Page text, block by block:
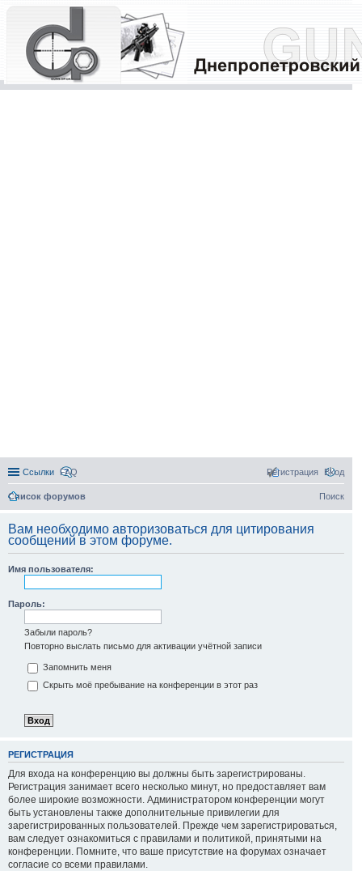
Ссылки FAQ Вход
Регистрация
Список форумов Поиск
Вам необходимо авторизоваться для цитирования
сообщений в этом форуме.
Имя пользователя:
Пароль:
Забыли пароль?
Повторно выслать письмо для активации учётной записи
Запомнить меня
Скрыть моё пребывание на конференции в этот раз
РЕГИСТРАЦИЯ
Для входа на конференцию вы должны быть зарегистрированы.
Регистрация занимает всего несколько минут, но предоставляет вам
более широкие возможности. Администратором конференции могут
быть установлены также дополнительные привилегии для
зарегистрированных пользователей. Прежде чем зарегистрироваться,
вам следует ознакомиться с правилами и политикой, принятыми на
конференции. Помните, что ваше присутствие на форумах означает
согласие со всеми правилами.